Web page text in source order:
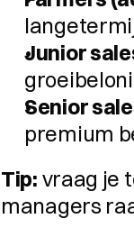
Junior
Senior
premium
Tip: vraag je
managers